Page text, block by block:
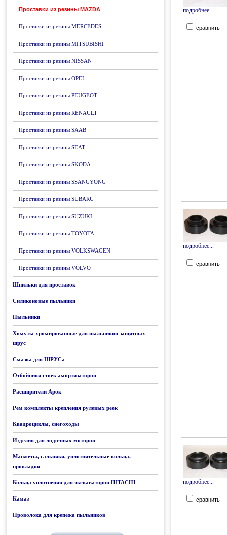
Проставки из резины MAZDA
Проставки из резины MERCEDES
Проставки из резины MITSUBISHI
Проставки из резины NISSAN
Проставки из резины OPEL
Проставки из резины PEUGEOT
Проставки из резины RENAULT
Проставки из резины SAAB
Проставки из резины SEAT
Проставки из резины SKODA
Проставки из резины SSANGYONG
Проставки из резины SUBARU
Проставки из резины SUZUKI
Проставки из резины TOYOTA
Проставки из резины VOLKSWAGEN
Проставки из резины VOLVO
Шпильки для проставок
Силиконовые пыльники
Пыльники
Хомуты хромированные для пыльников защитных
шрус
Смазка для ШРУСа
Отбойники стоек амортизаторов
Расширители Арок
Рем комплекты крепления рулевых реек
Квадроциклы, снегоходы
Изделия для лодочных моторов
Манжеты, сальники, уплотнительные кольца,
прокладки
Кольца уплотнения для экскаваторов HITACHI
Камаз
Проволока для крепежа пыльников
подробнее...
сравнить
подробнее...
сравнить
подробнее...
сравнить